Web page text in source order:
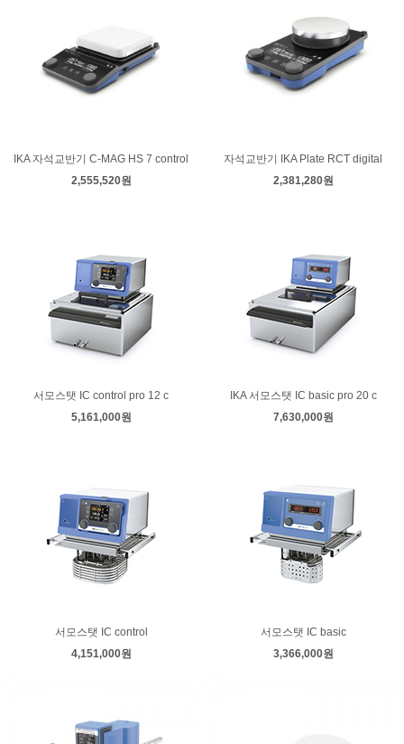
IKA 자석교반기 C-MAG HS 7 control
2,555,520원
자석교반기 IKA Plate RCT digital
2,381,280원
서모스탯 IC control pro 12 c
5,161,000원
IKA 서모스탯 IC basic pro 20 c
7,630,000원
서모스탯 IC control
4,151,000원
서모스탯 IC basic
3,366,000원